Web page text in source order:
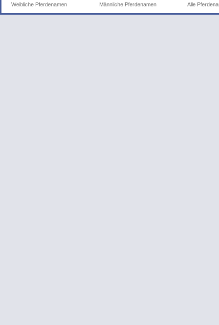
Weibliche Pferdenamen Männliche Pferdenamen Alle